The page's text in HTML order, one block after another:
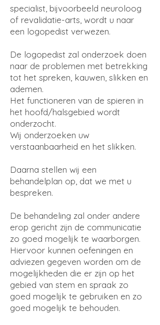
specialist, bijvoorbeeld neuroloog
of revalidatie-arts, wordt u naar
een logopedist verwezen.
De logopedist zal onderzoek doen
naar de problemen met betrekking
tot het spreken, kauwen, slikken en
ademen.
Het functioneren van de spieren in
het hoofd/halsgebied wordt
onderzocht.
Wij onderzoeken uw
verstaanbaarheid en het slikken.
Daarna stellen wij een
behandelplan op, dat we met u
bespreken.
De behandeling zal onder andere
erop gericht zijn de communicatie
zo goed mogelijk te waarborgen.
Hiervoor kunnen oefeningen en
adviezen gegeven worden om de
mogelijkheden die er zijn op het
gebied van stem en spraak zo
goed mogelijk te gebruiken en zo
goed mogelijk te behouden.